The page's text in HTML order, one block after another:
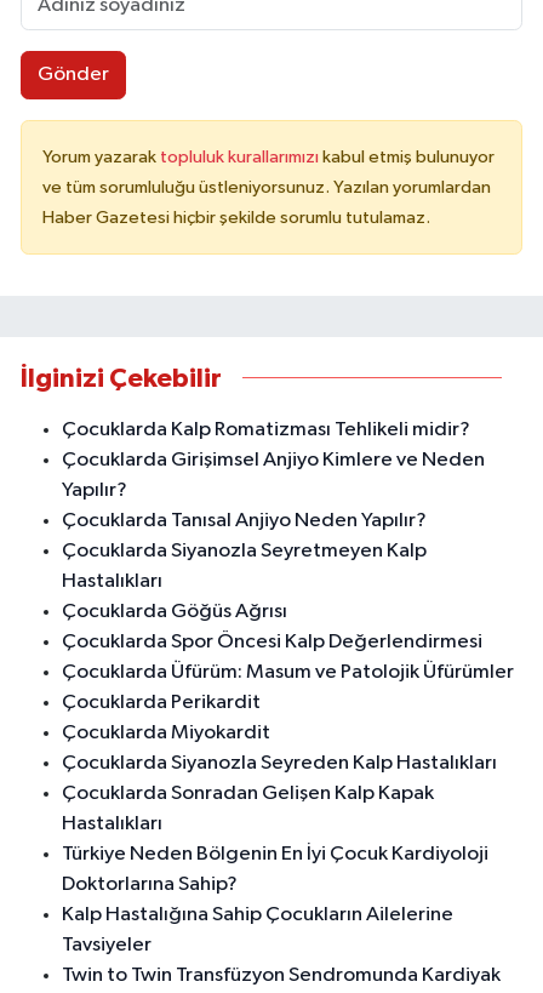
Gönder
Yorum yazarak topluluk kurallarımızı kabul etmiş bulunuyor
ve tüm sorumluluğu üstleniyorsunuz. Yazılan yorumlardan
Haber Gazetesi hiçbir şekilde sorumlu tutulamaz.
İlginizi Çekebilir
Çocuklarda Kalp Romatizması Tehlikeli midir?
Çocuklarda Girişimsel Anjiyo Kimlere ve Neden
Yapılır?
Çocuklarda Tanısal Anjiyo Neden Yapılır?
Çocuklarda Siyanozla Seyretmeyen Kalp
Hastalıkları
Çocuklarda Göğüs Ağrısı
Çocuklarda Spor Öncesi Kalp Değerlendirmesi
Çocuklarda Üfürüm: Masum ve Patolojik Üfürümler
Çocuklarda Perikardit
Çocuklarda Miyokardit
Çocuklarda Siyanozla Seyreden Kalp Hastalıkları
Çocuklarda Sonradan Gelişen Kalp Kapak
Hastalıkları
Türkiye Neden Bölgenin En İyi Çocuk Kardiyoloji
Doktorlarına Sahip?
Kalp Hastalığına Sahip Çocukların Ailelerine
Tavsiyeler
Twin to Twin Transfüzyon Sendromunda Kardiyak